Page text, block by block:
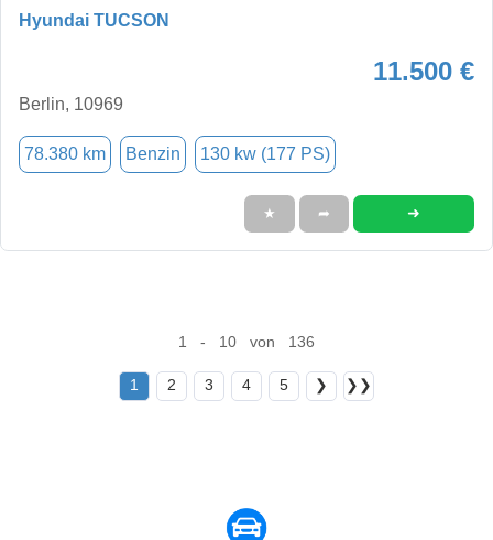
Hyundai TUCSON
11.500 €
Berlin, 10969
78.380 km Benzin 130 kw (177 PS)
★ ➦ ➜
1 - 10 von 136
1 2 3 4 5 ❯ ❯❯